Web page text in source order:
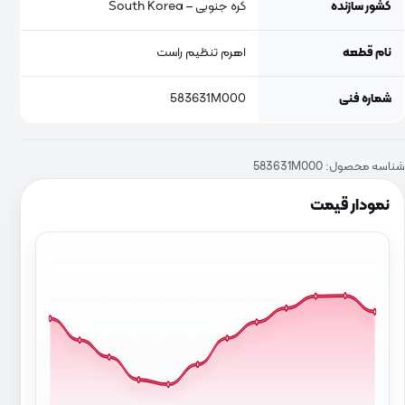
نمودار قیمت
کشور سازنده کره جنوبی – South Korea
نام قطعه اهرم تنظیم راست
شماره فنی 583631M000
شناسه محصول: 583631M000